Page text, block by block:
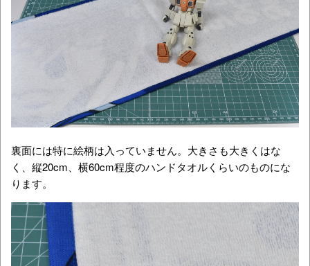
裏面には特に絵柄は入っていません。大きさも大きくはな
く、縦20cm、横60cm程度のハンドタオルくらいのものにな
ります。